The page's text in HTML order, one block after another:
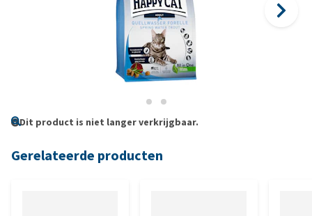
Dit product is niet langer verkrijgbaar.
Gerelateerde producten